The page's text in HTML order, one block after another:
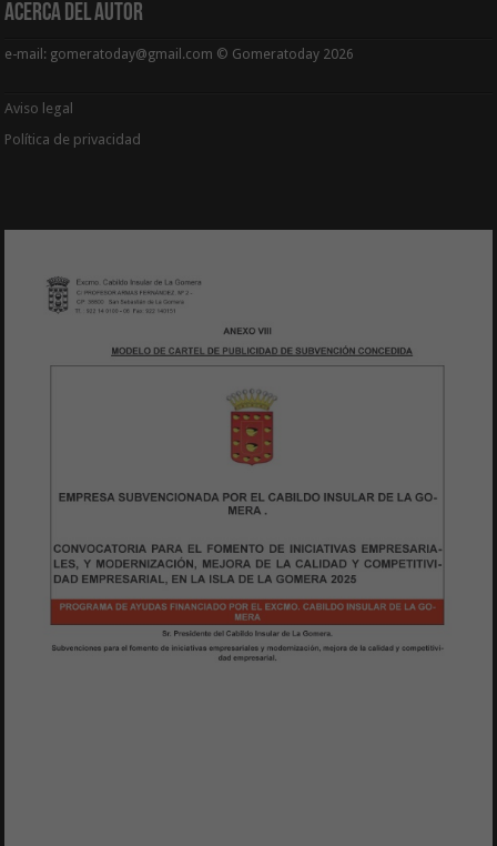
Acerca del Autor
e-mail: gomeratoday@gmail.com © Gomeratoday 2026
Aviso legal
Política de privacidad